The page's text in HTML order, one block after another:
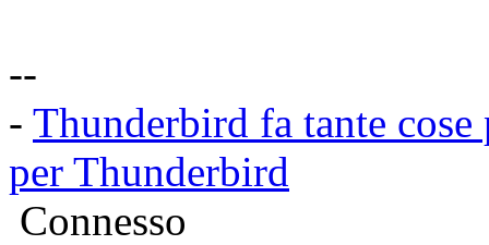
--
- Thunderbird fa tante cose
per Thunderbird
Connesso